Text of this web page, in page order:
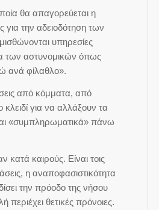
θα απαγορεύεται η
την αδειοδότηση των
υπηρεσίες
των αστυνομικών όπως
ανά φίλαθλο».
από κόμματα, από
για να αλλάξουν τα
«συμπληρωματικά» πάνω
καιρούς. Είναι τοις
η αναποφασιστικότητα
την πρόοδο της νήσου
θετικές πρόνοιες.